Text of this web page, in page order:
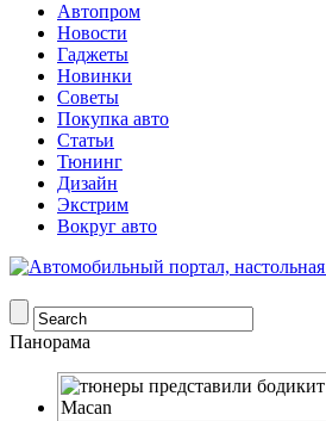
Автопром
Новости
Гаджеты
Новинки
Советы
Покупка авто
Статьи
Тюнинг
Дизайн
Экстрим
Вокруг авто
Панорама